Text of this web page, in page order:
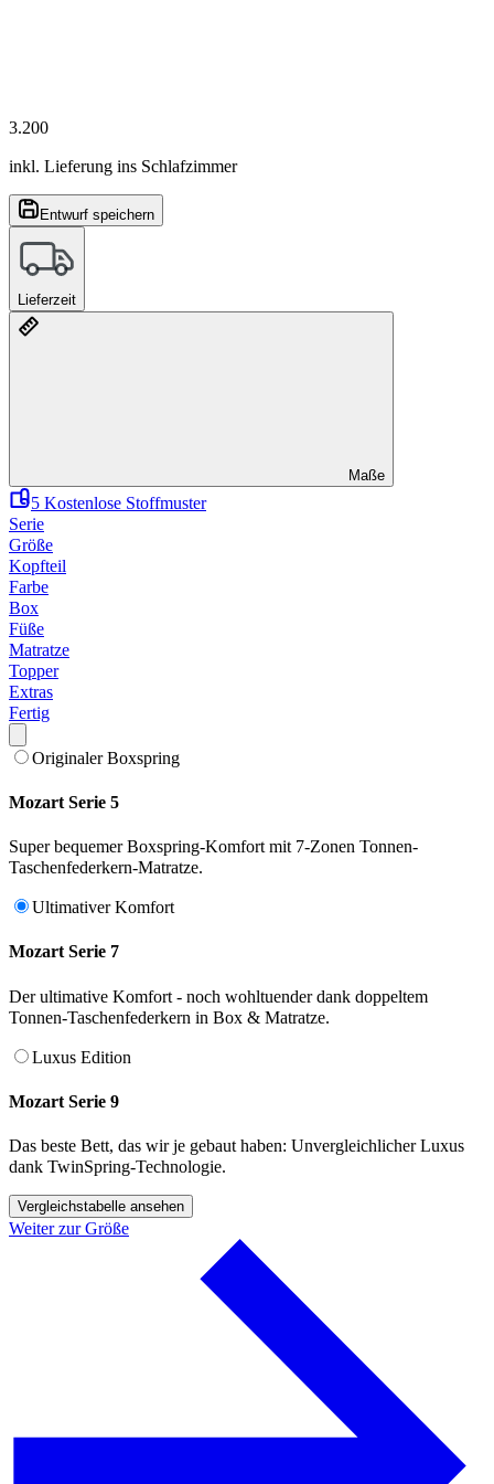
3.200
inkl. Lieferung ins Schlafzimmer
Entwurf speichern
Lieferzeit
Maße
5 Kostenlose Stoffmuster
Serie
Größe
Kopfteil
Farbe
Box
Füße
Matratze
Topper
Extras
Fertig
Originaler Boxspring
Mozart Serie 5
Super bequemer Boxspring-Komfort mit 7-Zonen Tonnen-
Taschenfederkern-Matratze.
Ultimativer Komfort
Mozart Serie 7
Der ultimative Komfort - noch wohltuender dank doppeltem
Tonnen-Taschenfederkern in Box & Matratze.
Luxus Edition
Mozart Serie 9
Das beste Bett, das wir je gebaut haben: Unvergleichlicher Luxus
dank TwinSpring-Technologie.
Vergleichstabelle ansehen
Weiter zur Größe